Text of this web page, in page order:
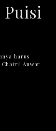
harus
Chairil Anwar